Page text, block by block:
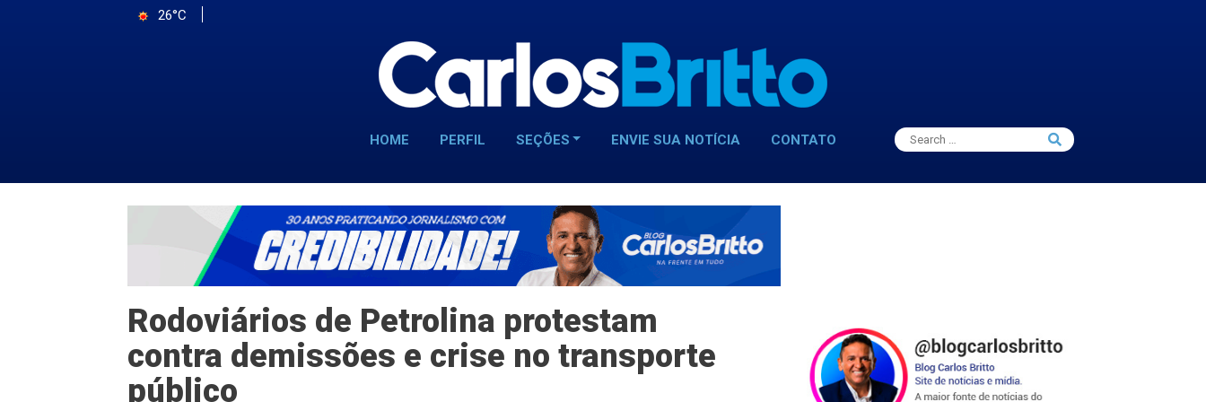
26°C
HOME PERFIL SEÇÕES ENVIE SUA NOTÍCIA CONTATO
Search
for:
Search
Rodoviários de Petrolina protestam
contra demissões e crise no transporte
público